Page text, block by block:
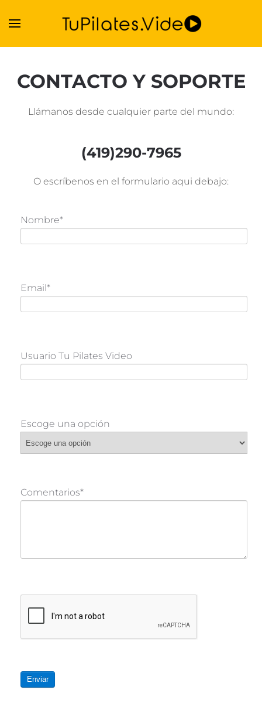
Skip to main content
CONTACTO Y SOPORTE
Llámanos desde cualquier parte del mundo:
(419)290-7965
O escríbenos en el formulario aqui debajo:
Nombre*
Email*
Usuario Tu Pilates Video
Escoge una opción
Comentarios*